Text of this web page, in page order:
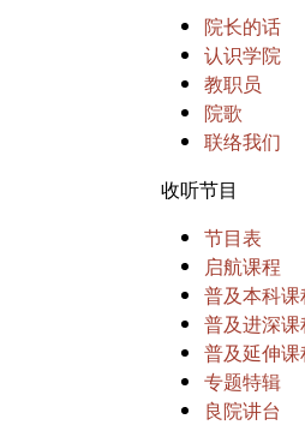
院长的话
认识学院
教职员
院歌
联络我们
收听节目
节目表
启航课程
普及本科课
普及进深课
普及延伸课
专题特辑
良院讲台